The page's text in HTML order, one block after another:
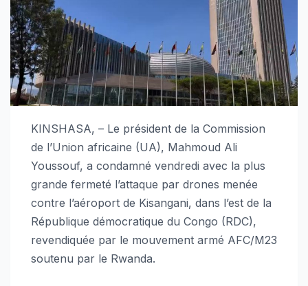
KINSHASA, – Le président de la Commission
de l’Union africaine (UA), Mahmoud Ali
Youssouf, a condamné vendredi avec la plus
grande fermeté l’attaque par drones menée
contre l’aéroport de Kisangani, dans l’est de la
République démocratique du Congo (RDC),
revendiquée par le mouvement armé AFC/M23
soutenu par le Rwanda.